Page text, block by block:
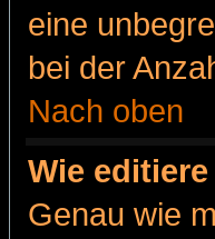
eine
bei der
Nach oben
Wie
Genau wie